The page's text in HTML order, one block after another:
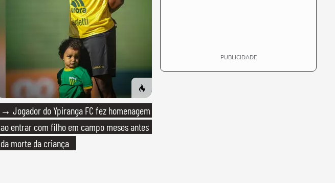
→ Jogador do Ypiranga FC fez homenagem
ao entrar com filho em campo meses antes
da morte da criança
PUBLICIDADE